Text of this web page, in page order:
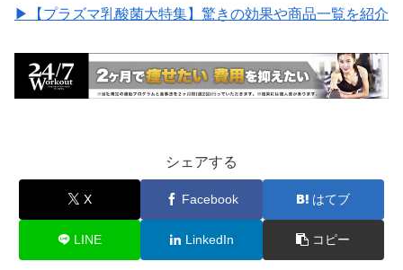
▶︎【プラズマ乳酸菌大特集】驚きの効果や商品一覧を紹介
シェアする
X Facebook はてブ
LINE LinkedIn コピー